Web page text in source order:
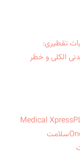
تقطیری:
الکلی و خطر
Medical Xpress
سلامت